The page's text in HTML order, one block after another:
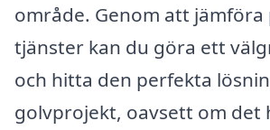
område. Genom att jämföra
tjänster kan du göra ett
och hitta den perfekta
golvprojekt, oavsett om det